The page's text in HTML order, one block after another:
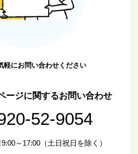
軽にお問い合わせください
ージに関するお問い合わせ
52-9054
～17:00（土日祝日を除く）